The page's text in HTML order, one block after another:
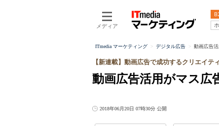
メディア
ITmedia マーケティング デジタル広告 動画広告
動画広告活用がマス広
【新連載】動画広告で成功するクリエイテ
2018年06月20日 07時30分 公開